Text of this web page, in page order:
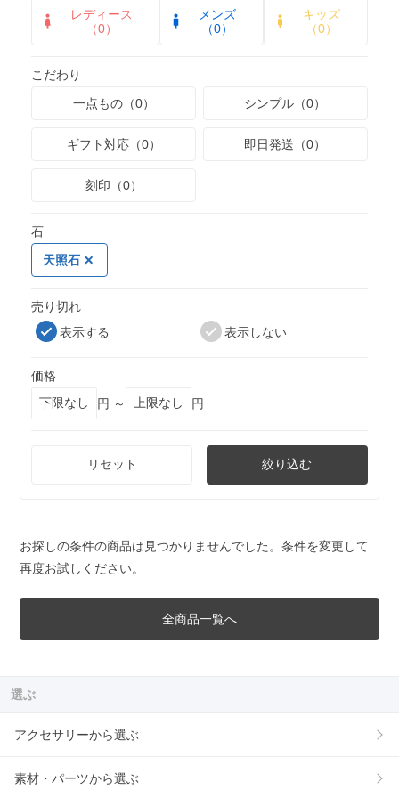
レディース
（0）
メンズ
（0）
キッズ
（0）
こだわり
一点もの（0）
シンプル（0）
ギフト対応（0） 即日発送（0）
刻印（0）
石
天照石
売り切れ
表示する
表示しない
価格
円 ～
円
リセット 絞り込む
お探しの条件の商品は見つかりませんでした。条件を変更して
再度お試しください。
全商品一覧へ
選ぶ
アクセサリーから選ぶ
素材・パーツから選ぶ